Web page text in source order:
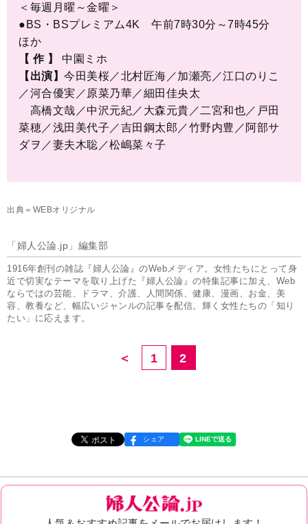
＜毎週月曜～金曜＞
●BS・BSプレミアム4K 午前7時30分～7時45分
ほか
【 作 】
中園ミホ
【出演】 今田美桜／北村匠海／加瀬亮／江口のりこ
／河合優実／原菜乃華／細田佳央太
高橋文哉／中沢元紀／大森元貴／二宮和也／戸田
菜穂／浅田美代子／吉田鋼太郎／竹野内豊／阿部サ
ダヲ／妻夫木聡／松嶋菜々子
出典＝WEBオリジナル
「婦人公論.jp」編集部
1916年創刊の雑誌『婦人公論』のWebメディア。女性たちにとって身
近で切実なテーマを取り上げた『婦人公論』の特集記事に加え、Web
ならではの芸能、ドラマ、介護、人間関係、健康、漫画、お金、美
容、教養など、幅広いジャンルの記事を配信。輝く女性たちの「知り
たい」に応えます。
＜ 1 2
シェア